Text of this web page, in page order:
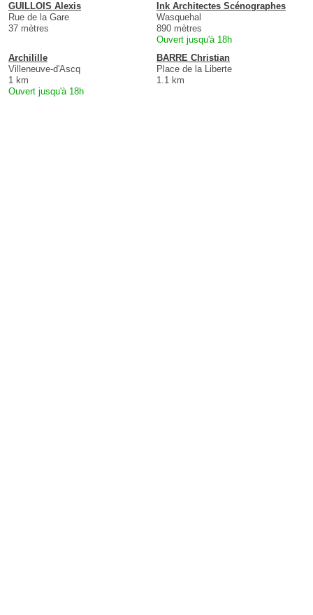
GUILLOIS Alexis
Rue de la Gare
37 mètres
Ink Architectes Scénographes
Wasquehal
890 mètres
Ouvert jusqu'à 18h
Archilille
Villeneuve-d'Ascq
1 km
Ouvert jusqu'à 18h
BARRE Christian
Place de la Liberte
1.1 km